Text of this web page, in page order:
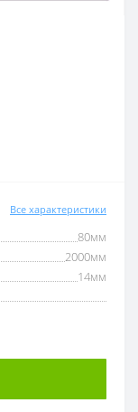
Все характеристики
80мм
2000мм
14мм